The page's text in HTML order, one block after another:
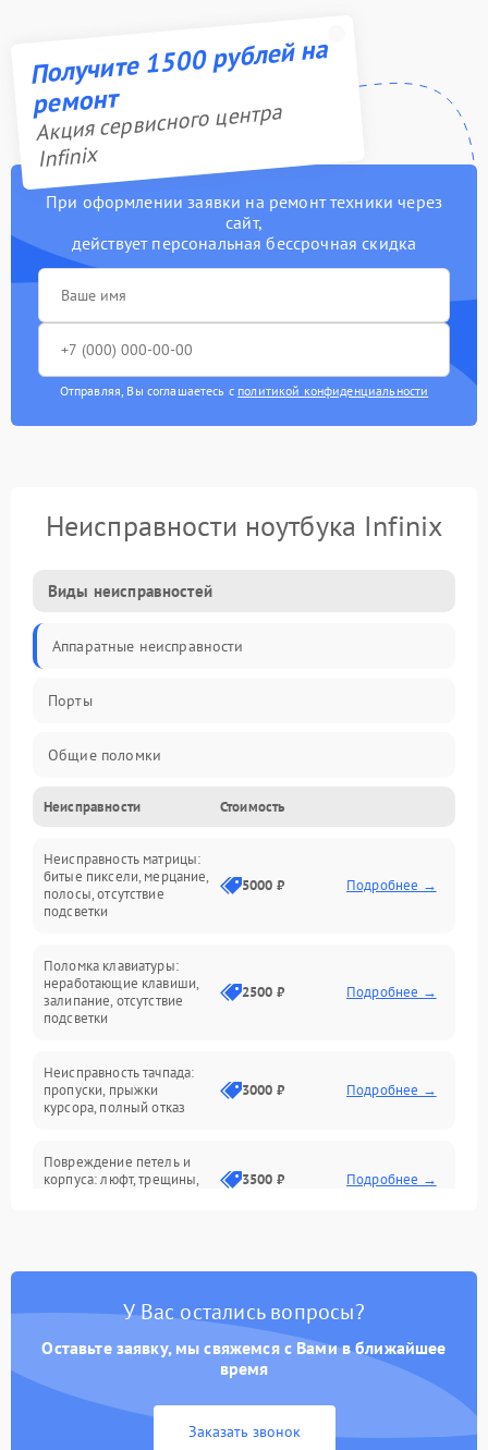
Получите 1500 рублей на
ремонт
Акция сервисного центра
Infinix
При оформлении заявки на ремонт техники через
сайт,
действует персональная бессрочная скидка
Отправляя, Вы соглашаетесь с политикой конфиденциальности
Неисправности ноутбука Infinix
Виды неисправностей
Аппаратные неисправности
Порты
Общие поломки
Устройства
Программные ошибки
Электрические и системные сбои
Интерфейсные проблемы
Батарея
Сеть и интернет
Неисправности Стоимость
Неисправность матрицы:
битые пиксели, мерцание,
полосы, отсутствие
подсветки
5000 ₽ Подробнее →
Поломка клавиатуры:
неработающие клавиши,
залипание, отсутствие
подсветки
2500 ₽ Подробнее →
Неисправность тачпада:
пропуски, прыжки
курсора, полный отказ
3000 ₽ Подробнее →
Повреждение петель и
корпуса: люфт, трещины,
3500 ₽ Подробнее →
быстрая разрядка,
2500 ₽ Подробнее →
Неисправность зарядного
питания
2000 ₽ Подробнее →
У Вас остались вопросы?
Оставьте заявку, мы свяжемся с Вами в ближайшее
время
Заказать звонок